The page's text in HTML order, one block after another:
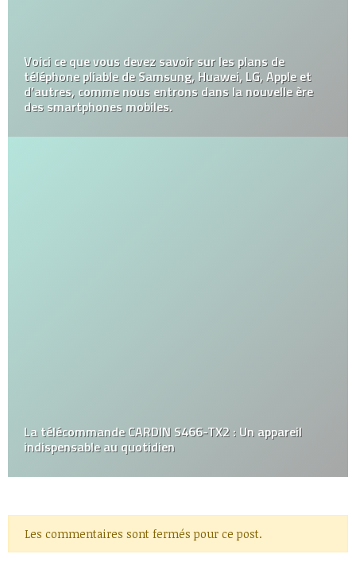
Voici ce que vous devez savoir sur les plans de
téléphone pliable de Samsung, Huawei, LG, Apple et
d’autres, comme nous entrons dans la nouvelle ère
des smartphones mobiles.
La télécommande CARDIN S466-TX2 : Un appareil
indispensable au quotidien
Les commentaires sont fermés pour ce post.